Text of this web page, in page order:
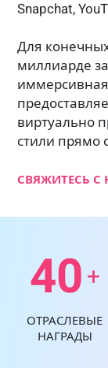
Snapchat,
Для
миллиарде
виртуально
стили прямо
СВЯЖИТЕСЬ С
40 +
ОТРАСЛЕВЫЕ
НАГРАДЫ